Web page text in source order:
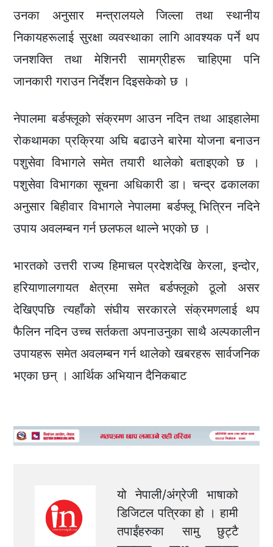
उनका अनुसार मन्त्रालयले जिल्ला तथा स्थानीय
निकायहरूलाई सुरक्षा व्यवस्थाका लागि आवश्यक पर्ने थप
जनशक्ति तथा मेशिनरी सामग्रीहरू चाहिएमा पनि
जानकारी गराउन निर्देशन दिइसकेको छ ।
नेपालमा बर्डफ्लूको संक्रमण आउन नदिन तथा आइहालेमा
रोकथामका प्रक्रिया अघि बढाउने बारेमा योजना बनाउन
पशुसेवा विभागले समेत तयारी थालेको बताइएको छ ।
पशुसेवा विभागका सूचना अधिकारी डा। चन्द्र ढकालका
अनुसार बिहीवार विभागले नेपालमा बर्डफ्लू भित्रिन नदिने
उपाय अवलम्बन गर्न छलफल थाल्ने भएको छ ।
भारतको उत्तरी राज्य हिमाचल प्रदेशदेखि केरला, इन्दोर,
हरियाणालगायत क्षेत्रमा समेत बर्डफ्लूको ठूलो असर
देखिएपछि त्यहाँको संघीय सरकारले संक्रमणलाई थप
फैलिन नदिन उच्च सर्तकता अपनाउनुका साथै अल्पकालीन
उपायहरू समेत अवलम्बन गर्न थालेको खबरहरू सार्वजनिक
भएका छन् । आर्थिक अभियान दैनिकबाट
यो नेपाली/अंग्रेजी भाषाको
डिजिटल पत्रिका हो । हामी
तपाईंहरुका सामु छुट्टै